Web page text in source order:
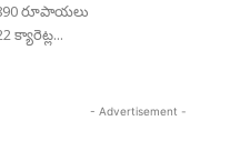
రూపాయలు
క్యారెట్ల...
- Advertisement -